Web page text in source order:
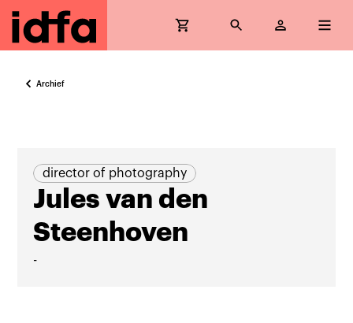
Archief
director of photography
Jules van den
Steenhoven
-